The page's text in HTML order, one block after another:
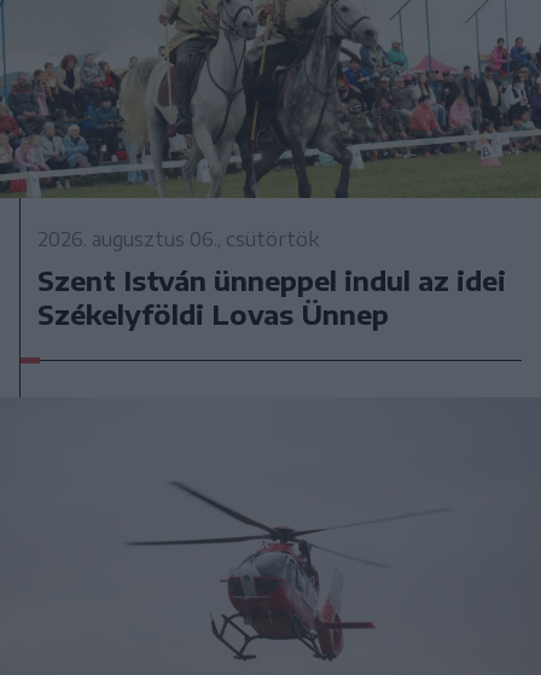
2026. augusztus 06., csütörtök
Szent István ünneppel indul az idei
Székelyföldi Lovas Ünnep